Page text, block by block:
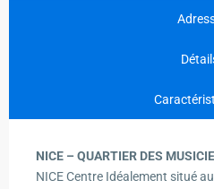
NICE – QUARTIER DES
NICE Centre Idéalement situé